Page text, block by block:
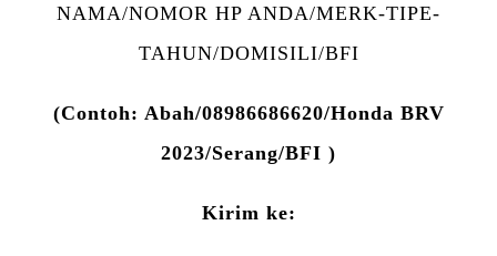
NAMA/NOMOR HP ANDA/MERK-TIPE-
TAHUN/DOMISILI/BFI
(Contoh: Abah/08986686620/Honda BRV
2023/Serang/BFI )
Kirim ke: